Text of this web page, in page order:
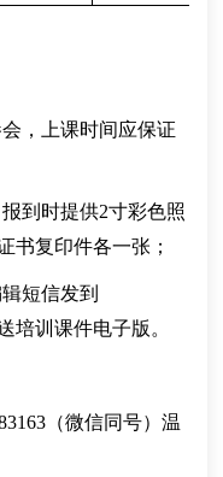
，上课时间应保证
到时提供2寸彩色照
书复印件各一张 ；
短信发到
培训课件电子版 。
（微信同号）温